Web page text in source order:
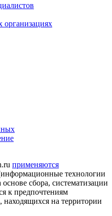
организациях
применяются
технологии
сбора, систематизации
к предпочтениям
находящихся на территории